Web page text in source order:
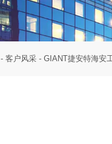
-客户风采 -GIANT捷安特海安